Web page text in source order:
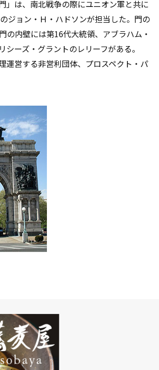
」は、南北戦争の際にユニオン軍と共に
ジョン・Ｈ・ハドソンが担当した。門の
の内壁には第16代大統領、アブラハム・
ーズ・グラントのレリーフがある。
営する非営利団体、プロスペクト・パ